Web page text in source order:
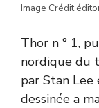
Image Crédit
Thor n ° 1,
nordique du
par Stan Lee
dessinée a